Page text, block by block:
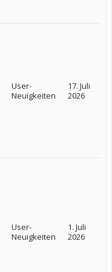
User-
Neuigkeiten
17. Juli
2026
User-
Neuigkeiten
1. Juli
2026